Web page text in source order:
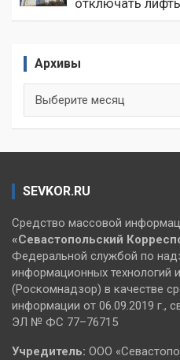
отключать
Архивы
SEVKOR.RU
Средство массовой
«Севастопольский
Федеральной службой по
информационных технологий
(Роскомнадзор) в качестве
информации от 06.09.2019 г.,
ЭЛ № ФС 77–76715
Учредитель: ООО